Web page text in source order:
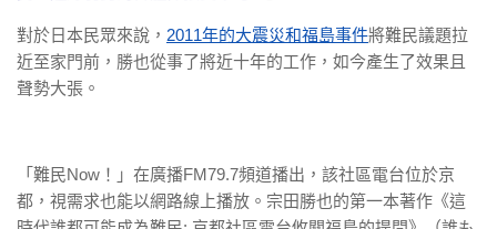
對於日本民眾來說， 2011年的大震災和福島事件將難民議題拉
近至家門前，勝也從事了將近十年的工作，如今產生了效果且
聲勢大張。
「難民Now！」在廣播FM79.7頻道播出，該社區電台位於京
都，視需求也能以網路線上播放。宗田勝也的第一本著作《這